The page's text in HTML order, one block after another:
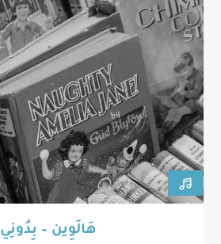
هَالُوِين – بِدُونِي ١